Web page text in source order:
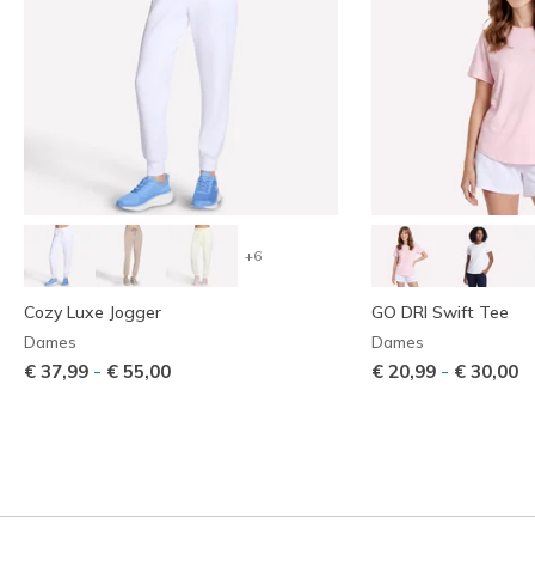
+6
Cozy Luxe Jogger
Dames
€ 37,99 - € 55,00
GO DRI Swift Tee
Dames
€ 20,99 - € 30,00